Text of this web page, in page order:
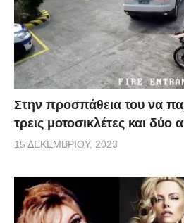
Στην προσπάθεια του να
τρεις μοτοσικλέτες και δύο
15 ΔΕΚΕΜΒΡΊΟΥ, 2023